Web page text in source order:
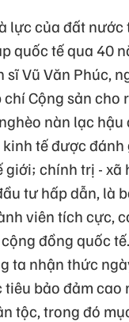
lực của đất nước
quốc tế qua 40
sĩ Vũ Văn Phúc,
chí Cộng sản cho
nàn lạc hậu
tế được đánh
giới; chính trị - xã
tư hấp dẫn, là
viên tích cực,
đồng quốc
ta nhận thức
tiêu bảo đảm cao
tộc, trong đó